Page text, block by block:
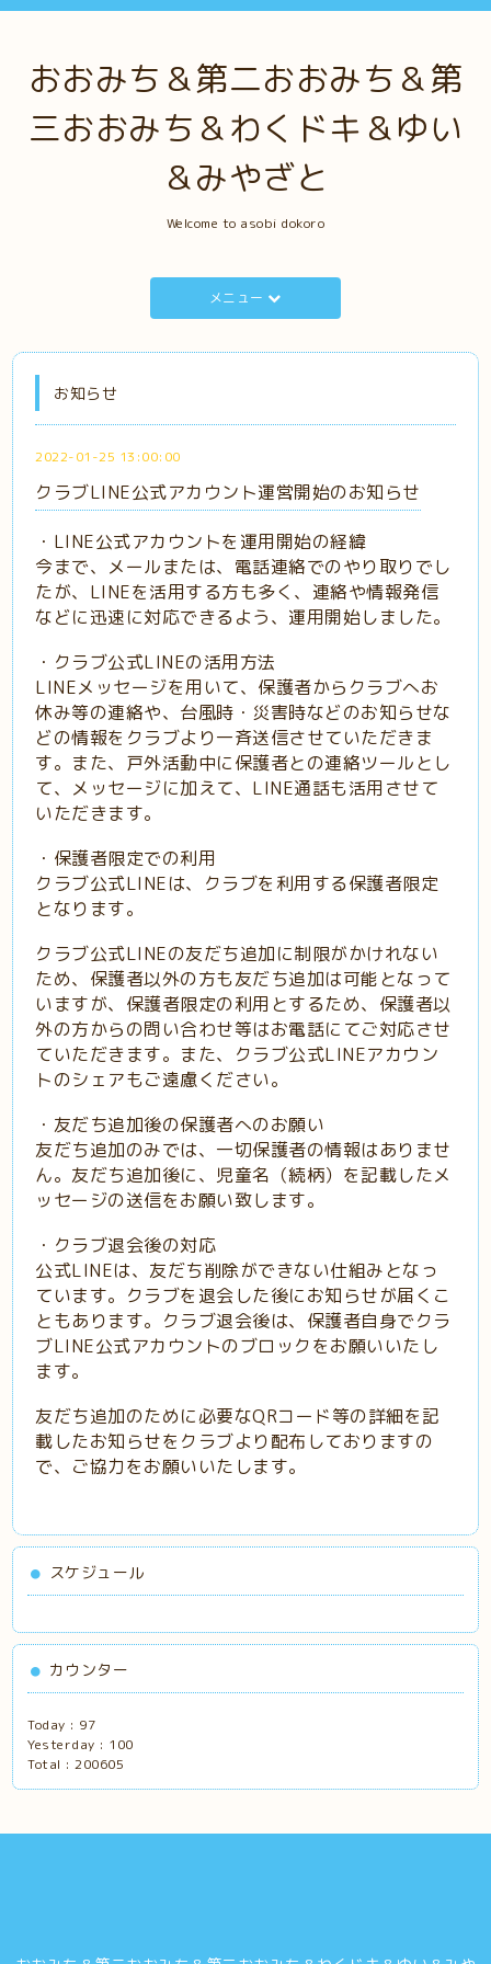
おおみち＆第二おおみち＆第
三おおみち＆わくドキ＆ゆい
＆みやざと
Welcome to asobi dokoro
メニュー
お知らせ
2022-01-25 13:00:00
クラブLINE公式アカウント運営開始のお知らせ
・LINE公式アカウントを運用開始の経緯
今まで、メールまたは、電話連絡でのやり取りでし
たが、LINEを活用する方も多く、連絡や情報発信
などに迅速に対応できるよう、運用開始しました。
・クラブ公式LINEの活用方法
LINEメッセージを用いて、保護者からクラブへお
休み等の連絡や、台風時・災害時などのお知らせな
どの情報をクラブより一斉送信させていただきま
す。また、戸外活動中に保護者との連絡ツールとし
て、メッセージに加えて、LINE通話も活用させて
いただきます。
・保護者限定での利用
クラブ公式LINEは、クラブを利用する保護者限定
となります。
クラブ公式LINEの友だち追加に制限がかけれない
ため、保護者以外の方も友だち追加は可能となって
いますが、保護者限定の利用とするため、保護者以
外の方からの問い合わせ等はお電話にてご対応させ
ていただきます。また、クラブ公式LINEアカウン
トのシェアもご遠慮ください。
・友だち追加後の保護者へのお願い
友だち追加のみでは、一切保護者の情報はありませ
ん。友だち追加後に、児童名（続柄）を記載したメ
ッセージの送信をお願い致します。
・クラブ退会後の対応
公式LINEは、友だち削除ができない仕組みとなっ
ています。クラブを退会した後にお知らせが届くこ
ともあります。クラブ退会後は、保護者自身でクラ
ブLINE公式アカウントのブロックをお願いいたし
ます。
友だち追加のために必要なQRコード等の詳細を記
載したお知らせをクラブより配布しておりますの
で、ご協力をお願いいたします。
スケジュール
カウンター
Today : 97
Yesterday : 100
Total :200605